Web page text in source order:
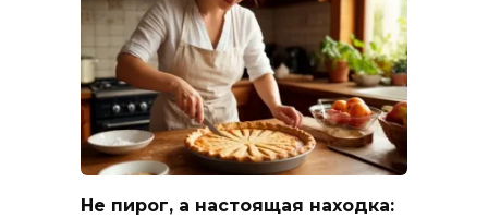
Не пирог, а настоящая находка: